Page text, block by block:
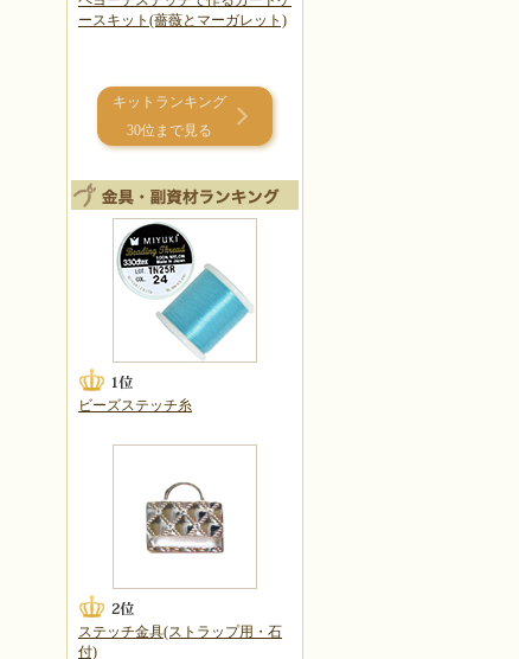
ースキット(薔薇とマーガレット)
キットランキング
30位まで見る
ビーズステッチ糸
ステッチ金具(ストラップ用・石
付)